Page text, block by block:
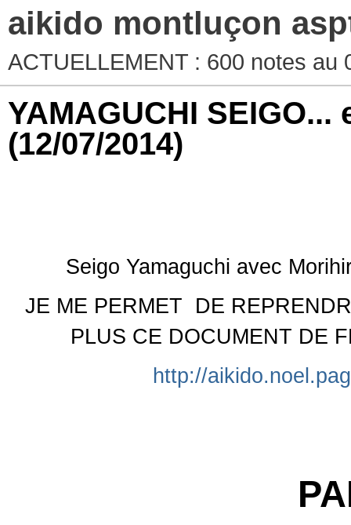
aikido montluçon
ACTUELLEMENT : 600 notes au
YAMAGUCHI
(12/07/2014)
Seigo Yamaguchi avec
JE ME PERMET DE
PLUS CE DOCUMENT DE
http://